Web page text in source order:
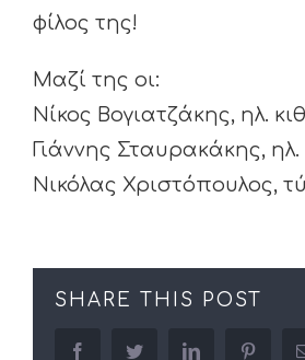
φίλος της!
Μαζί της οι:
Νίκος Βογιατζάκης, ηλ.
Γιάννης Σταυρακάκης,
Νικόλας Χριστόπουλος,
SHARE THIS POST
facebooktwitter linkedin